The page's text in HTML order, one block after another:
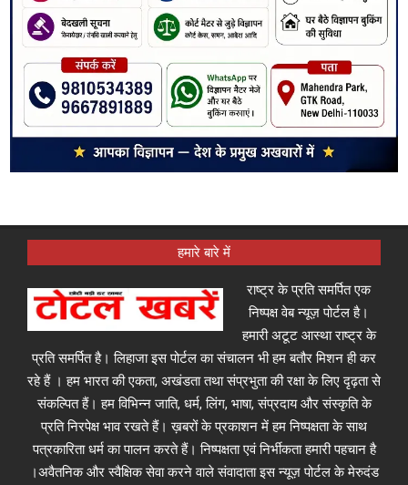
हमारे बारे में
राष्ट्र के प्रति समर्पित एक
निष्पक्ष वेब न्यूज़ पोर्टल है।
हमारी अटूट आस्था राष्ट्र के
प्रति समर्पित है। लिहाजा इस पोर्टल का संचालन भी हम बतौर मिशन ही कर
रहे हैं । हम भारत की एकता, अखंडता तथा संप्रभुता की रक्षा के लिए दृढ़ता से
संकल्पित हैं। हम विभिन्न जाति, धर्म, लिंग, भाषा, संप्रदाय और संस्कृति के
प्रति निरपेक्ष भाव रखते हैं। ख़बरों के प्रकाशन में हम निष्पक्षता के साथ
पत्रकारिता धर्म का पालन करते हैं। निष्पक्षता एवं निर्भीकता हमारी पहचान है
।अवैतनिक और स्वैक्षिक सेवा करने वाले संवादाता इस न्यूज़ पोर्टल के मेरुदंड